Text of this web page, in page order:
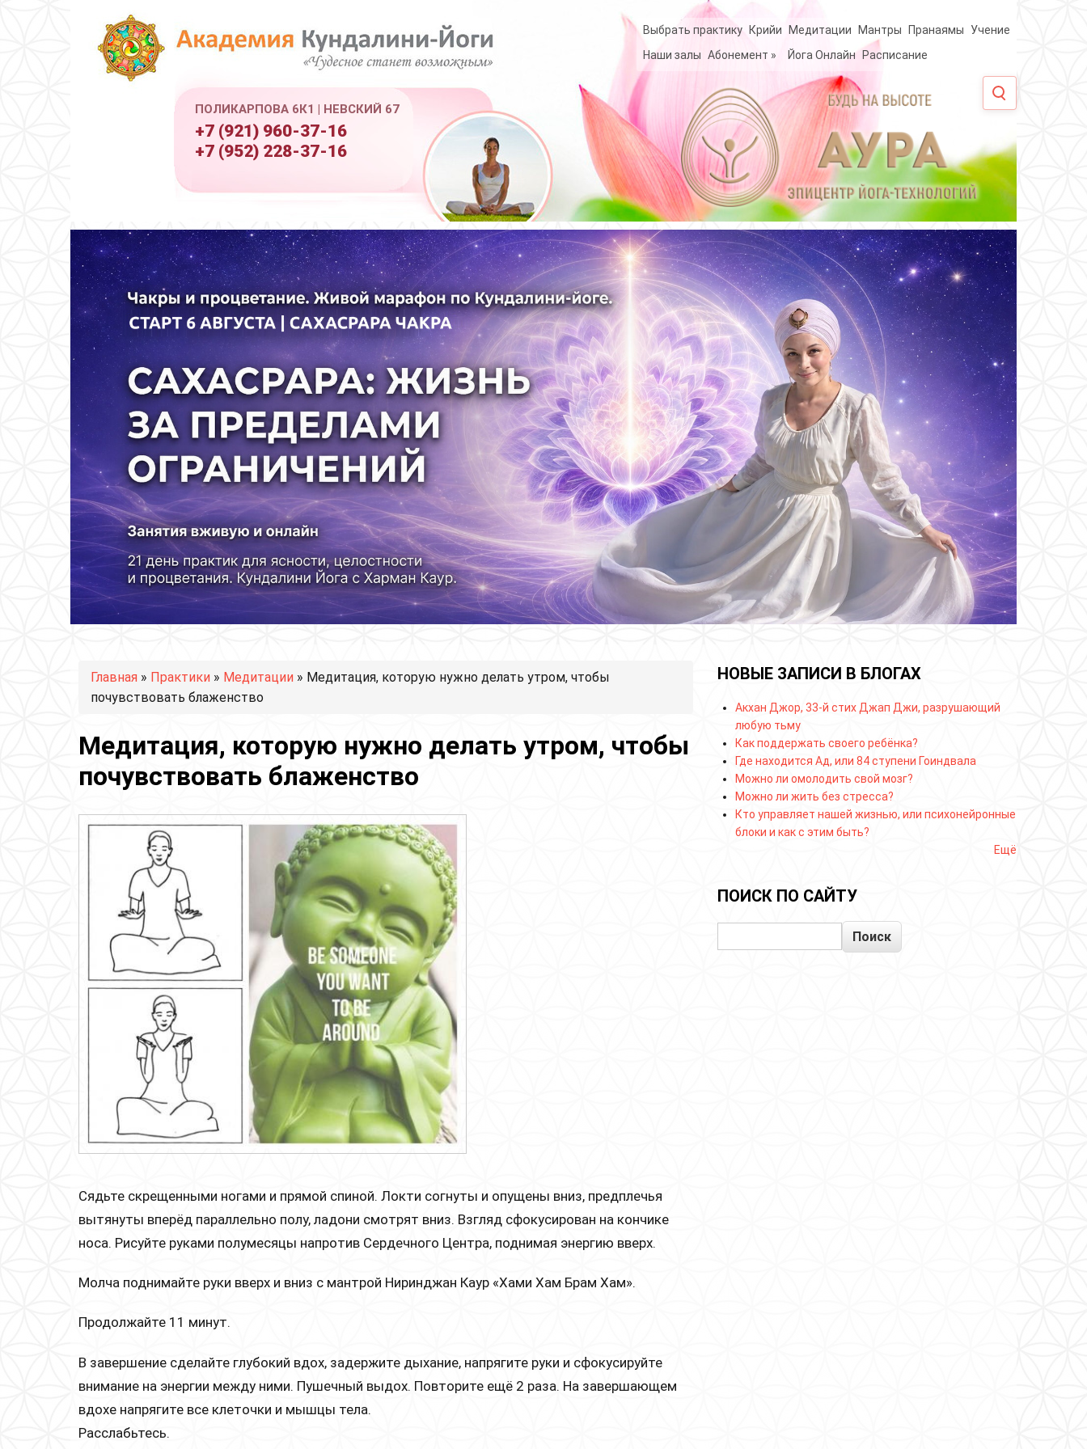
ПОЛИКАРПОВА 6К1 | НЕВСКИЙ 67
+7 (921) 960-37-16
+7 (952) 228-37-16
Выбрать практику Крийи Медитации Мантры Пранаямы
Учение
Наши залы Абонемент » Йога Онлайн Расписание
Вы здесь
Главная » Практики » Медитации » Медитация, которую нужно делать утром, чтобы
почувствовать блаженство
Медитация, которую нужно делать утром, чтобы
почувствовать блаженство
Сядьте скрещенными ногами и прямой спиной. Локти согнуты и опущены вниз, предплечья
вытянуты вперёд параллельно полу, ладони смотрят вниз. Взгляд сфокусирован на кончике
носа. Рисуйте руками полумесяцы напротив Сердечного Центра, поднимая энергию вверх.
Молча поднимайте руки вверх и вниз с мантрой Ниринджан Каур «Хами Хам Брам Хам».
Продолжайте 11 минут.
В завершение сделайте глубокий вдох, задержите дыхание, напрягите руки и сфокусируйте
внимание на энергии между ними. Пушечный выдох. Повторите ещё 2 раза. На завершающем
вдохе напрягите все клеточки и мышцы тела.
Расслабьтесь.
НОВЫЕ ЗАПИСИ В БЛОГАХ
Акхан Джор, 33-й стих Джап Джи, разрушающий
любую тьму
Как поддержать своего ребёнка?
Где находится Ад, или 84 ступени Гоиндвала
Можно ли омолодить свой мозг?
Можно ли жить без стресса?
Кто управляет нашей жизнью, или психонейронные
блоки и как с этим быть?
Ещё
ПОИСК ПО САЙТУ